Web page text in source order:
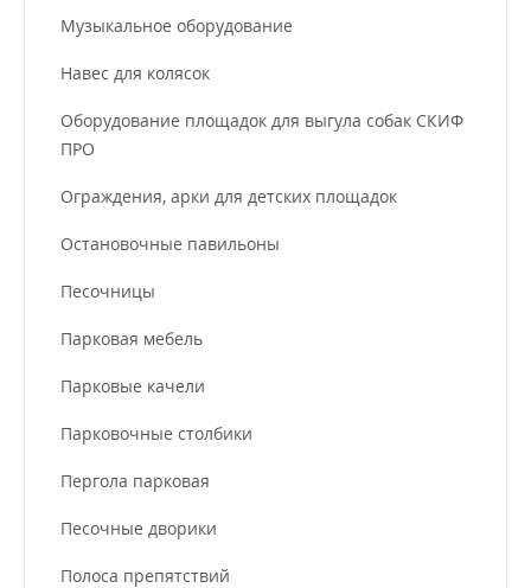
Музыкальное оборудование
Навес для колясок
Оборудование площадок для выгула собак СКИФ
ПРО
Ограждения, арки для детских площадок
Остановочные павильоны
Песочницы
Парковая мебель
Парковые качели
Парковочные столбики
Пергола парковая
Песочные дворики
Полоса препятствий